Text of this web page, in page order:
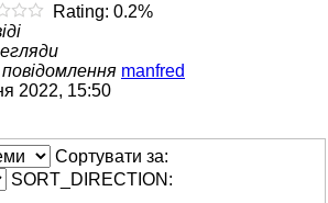
Rating: 0.2%
manfred
2022, 15:50
Сортувати за:
SORT_DIRECTION: